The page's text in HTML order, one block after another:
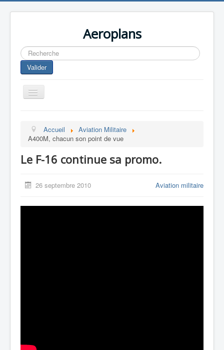
Aeroplans
Rechercher
Valider
Toggle
Navigation
Aviation Commerciale
Europespace
Accueil
Aviation Militaire
A400M, chacun son point de vue
Le F-16 continue sa promo.
26 septembre 2010 Aviation militaire